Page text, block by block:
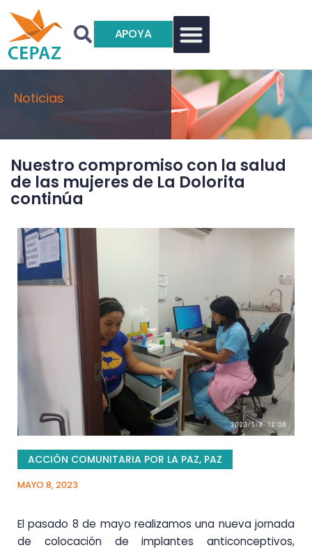
APOYA
Noticias
Nuestro compromiso con la salud
de las mujeres de La Dolorita
continúa
ACCIÓN COMUNITARIA POR LA PAZ, PAZ
MAYO 8, 2023
El pasado 8 de mayo realizamos una nueva jornada
de colocación de implantes anticonceptivos,